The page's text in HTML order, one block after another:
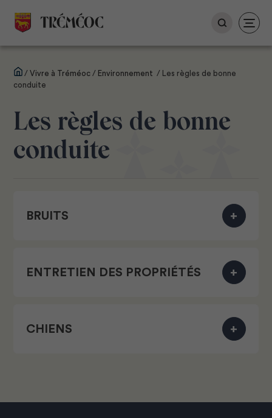
Rechercher :
/Vivre à Tréméoc / Environnement /
Les règles de bonne
conduite
Les règles de bonne
conduite
BRUITS
ENTRETIEN DES PROPRIÉTÉS
CHIENS